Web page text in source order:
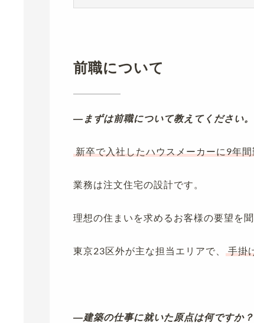
前職について
―まずは前職について教えてください。
新卒で入社したハウスメーカーに9年間
業務は注文住宅の設計です。
理想の住まいを求めるお客様の要望を
東京23区外が主な担当エリアで、 手掛
―建築の仕事に就いた原点は何ですか？